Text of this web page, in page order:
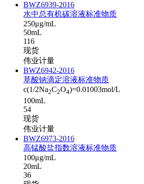
BWZ6939-2016
水中总有机碳溶液标准物质
250μg/mL
50mL
116
现货
伟业计量
BWZ6942-2016
草酸钠滴定溶液标准物质
c(1/2Na2C2O4)=0.01003mol/L
100mL
54
现货
伟业计量
BWZ6973-2016
高锰酸盐指数溶液标准物质
100μg/mL
20mL
36